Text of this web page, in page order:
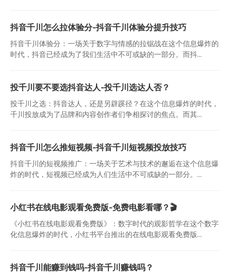
抖音千川怎么拉体验分-抖音千川体验分提升技巧
抖音千川体验分：一场关于数字与情感的拉锯战在这个信息爆炸的
时代，抖音已经成为了我们生活中不可或缺的一部分。而抖...
投千川要不要选抖音达人-投千川选达人否？
投千川之选：抖音达人，还是另辟蹊径？在这个信息爆炸的时代，
千川投放成为了品牌和内容创作者们争相探讨的焦点。而其...
抖音千川怎么推短视频-抖音千川短视频投放技巧
抖音千川的短视频推广：一场关于艺术与技术的邂逅在这个信息爆
炸的时代，短视频已经成为人们生活中不可或缺的一部分。...
小红书在线电影观看免费版-免费电影看哪？🎬
《小红书在线电影观看免费版》：数字时代的观影哲学在这个数字
化信息爆炸的时代，小红书平台推出的在线电影观看免费版...
抖音千川能赚到钱吗-抖音千川赚钱吗？